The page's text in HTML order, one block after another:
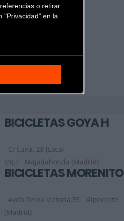
o retirar
"Privacidad" en la
BICICLETAS GOYA H
C/ Luna, 28 (Local
Izq.)
Majadahonda (Madrid)
BICICLETAS MORENITO
Avda Reina Victoria,39
Alpedrete
(Madrid)